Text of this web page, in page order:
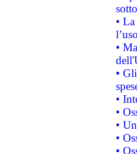
•
•
•
•
•
•
•
•